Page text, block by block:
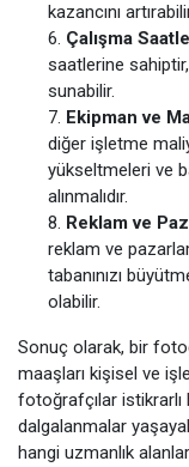
kazancını
Çalışma
saatlerine
sunabilir.
Ekipman ve
diğer işletme
yükseltmeleri ve
alınmalıdır.
Reklam ve
reklam ve
tabanınızı
olabilir.
Sonuç olarak, bir
maaşları kişisel ve
fotoğrafçılar
dalgalanmalar
hangi uzmanlık